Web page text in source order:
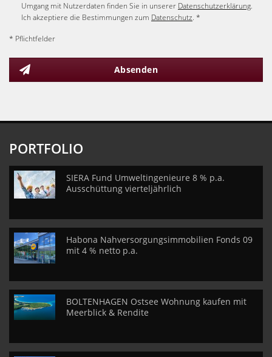
Umgang mit Nutzerdaten finden Sie in unserer Datenschutzerklärung.
Ich akzeptiere die Bestimmungen zum Datenschutz. *
* Pflichtfelder
Absenden
PORTFOLIO
SIERA Fund Umweltingenieure 8 % p.a.
Ausschüttung vierteljährlich
Habona Nahversorgungsimmobilien Fonds 09
mit 4 % netto p.a.
BOLTENHAGEN Ostsee Wohnung kaufen mit
Meerblick & Rendite